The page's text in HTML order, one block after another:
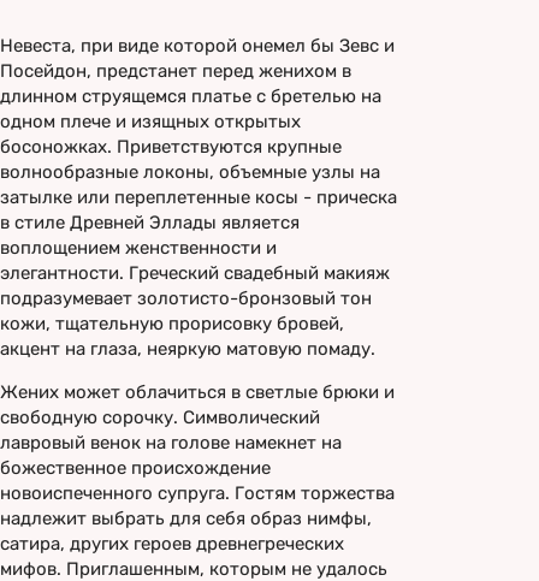
Невеста, при виде которой онемел бы Зевс и
Посейдон, предстанет перед женихом в
длинном струящемся платье с бретелью на
одном плече и изящных открытых
босоножках. Приветствуются крупные
волнообразные локоны, объемные узлы на
затылке или переплетенные косы - прическа
в стиле Древней Эллады является
воплощением женственности и
элегантности. Греческий свадебный макияж
подразумевает золотисто-бронзовый тон
кожи, тщательную прорисовку бровей,
акцент на глаза, неяркую матовую помаду.
Жених может облачиться в светлые брюки и
свободную сорочку. Символический
лавровый венок на голове намекнет на
божественное происхождение
новоиспеченного супруга. Гостям торжества
надлежит выбрать для себя образ нимфы,
сатира, других героев древнегреческих
мифов. Приглашенным, которым не удалось